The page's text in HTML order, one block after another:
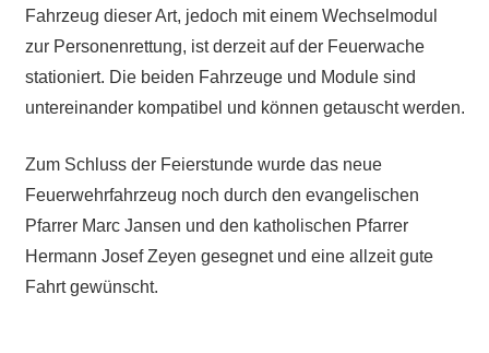
Fahrzeug dieser Art, jedoch mit einem Wechselmodul
zur Personenrettung, ist derzeit auf der Feuerwache
stationiert. Die beiden Fahrzeuge und Module sind
untereinander kompatibel und können getauscht werden.
Zum Schluss der Feierstunde wurde das neue
Feuerwehrfahrzeug noch durch den evangelischen
Pfarrer Marc Jansen und den katholischen Pfarrer
Hermann Josef Zeyen gesegnet und eine allzeit gute
Fahrt gewünscht.